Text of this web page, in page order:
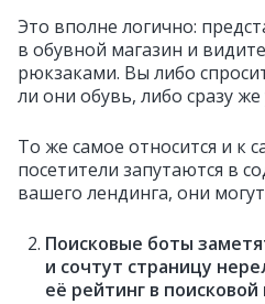
Это вполне логично:
в обувной магазин и
рюкзаками. Вы либо
ли они обувь, либо сразу же
То же самое относится и к
посетители запутаются в
вашего лендинга, они
Поисковые боты
и сочтут страницу
её рейтинг в